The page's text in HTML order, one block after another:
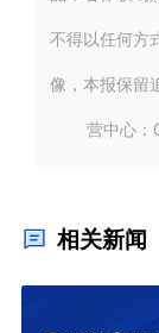
不得以任何方
像，本报保留
营中心
相关新闻